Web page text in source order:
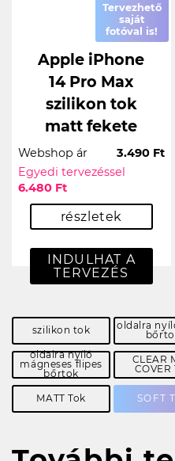
Tervezhető
saját
fotóval is!
Apple iPhone
14 Pro Max
szilikon tok
matt fekete
Webshop ár
3.490 Ft
Egyedi tervezéssel
6.480 Ft
részletek
INDULHAT A
TERVEZÉS
szilikon tok
oldalra
oldalra nyíló
mágneses flipes
bőrtok
CLEAR
COVER
MATT Tok SOFT